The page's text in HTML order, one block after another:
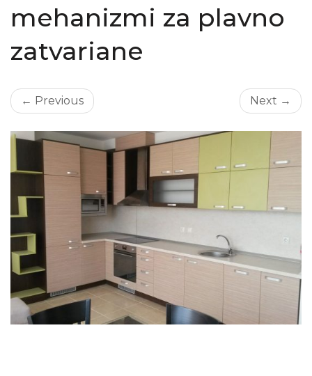
mehanizmi za plavno
zatvariane
← Previous Next →